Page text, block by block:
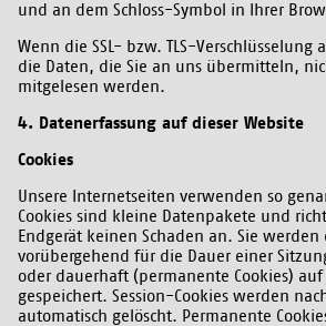
und an dem Schloss-Symbol in Ihrer
Wenn die SSL- bzw. TLS-
die Daten, die Sie an uns übermitteln,
mitgelesen werden.
4. Datenerfassung auf dieser Website
Cookies
Unsere Internetseiten verwenden so
Cookies sind kleine Datenpakete und
Endgerät keinen Schaden an. Sie
vorübergehend für die Dauer einer
oder dauerhaft (permanente Cookies)
gespeichert. Session-Cookies werden
automatisch gelöscht. Permanente